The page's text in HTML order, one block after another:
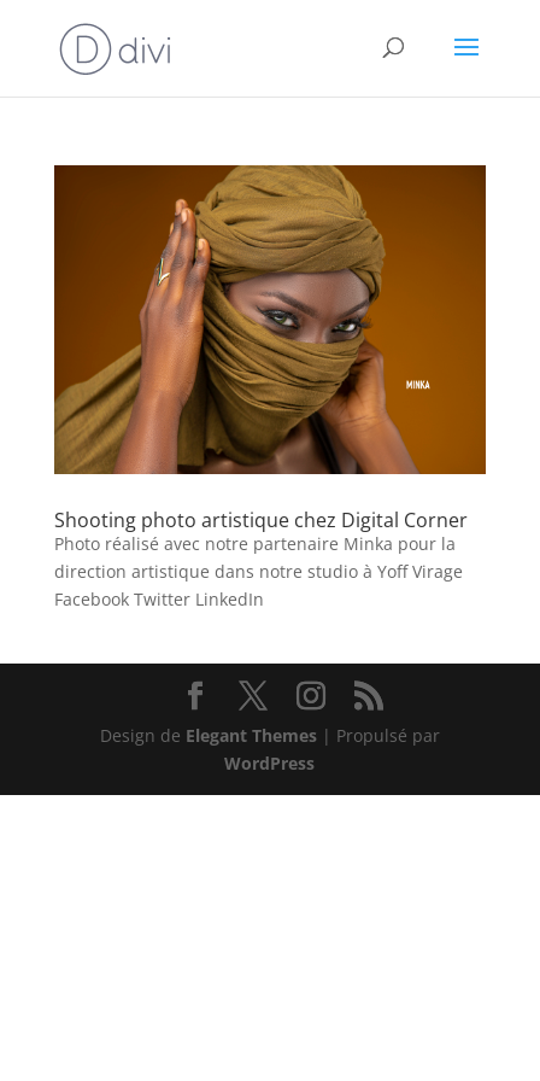
Shooting photo artistique chez Digital Corner
Photo réalisé avec notre partenaire Minka pour la
direction artistique dans notre studio à Yoff Virage
Facebook Twitter LinkedIn
Design de Elegant Themes| Propulsé par
WordPress